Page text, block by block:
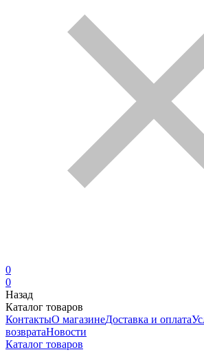
0
0
Назад
Каталог товаров
КонтактыО магазинеДоставка и оплата
возвратаНовости
Каталог товаров